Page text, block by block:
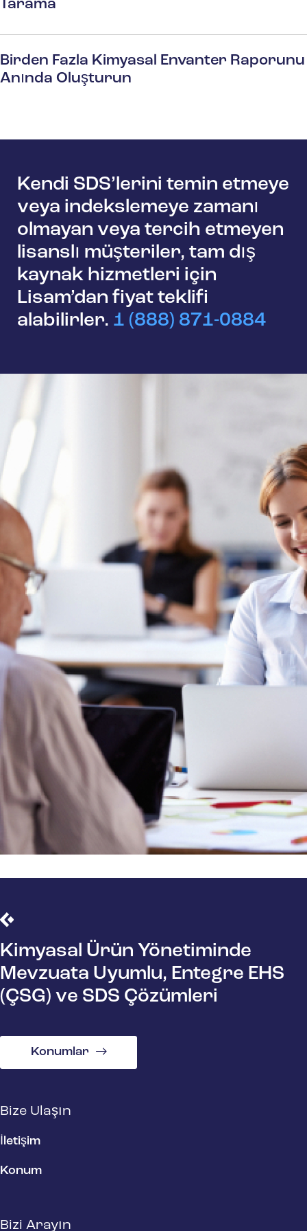
Tarama
Birden Fazla Kimyasal Envanter Raporunu
Anında Oluşturun
Kendi SDS’lerini temin etmeye
veya indekslemeye zamanı
olmayan veya tercih etmeyen
lisanslı müşteriler, tam dış
kaynak hizmetleri için
Lisam’dan fiyat teklifi
alabilirler. 1 (888) 871-0884
Kimyasal Ürün Yönetiminde
Mevzuata Uyumlu, Entegre EHS
(ÇSG) ve SDS Çözümleri
Konumlar
Bize Ulaşın
İletişim
Konum
Bizi Arayın